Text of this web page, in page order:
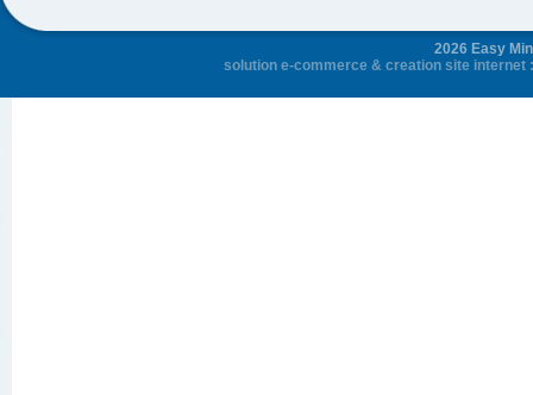
2026 Easy
solution e-commerce & creation site internet